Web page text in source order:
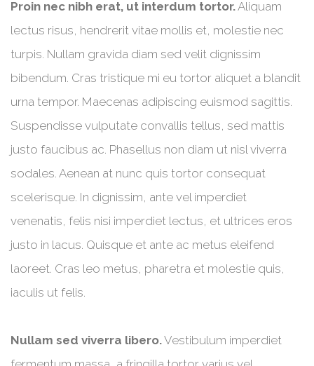
Proin nec nibh erat, ut interdum tortor.Aliquam
lectus risus, hendrerit vitae mollis et, molestie nec
turpis. Nullam gravida diam sed velit dignissim
bibendum. Cras tristique mi eu tortor aliquet a blandit
urna tempor. Maecenas adipiscing euismod sagittis.
Suspendisse vulputate convallis tellus, sed mattis
justo faucibus ac. Phasellus non diam ut nisl viverra
sodales. Aenean at nunc quis tortor consequat
scelerisque. In dignissim, ante vel imperdiet
venenatis, felis nisi imperdiet lectus, et ultrices eros
justo in lacus. Quisque et ante ac metus eleifend
laoreet. Cras leo metus, pharetra et molestie quis,
iaculis ut felis.
Nullam sed viverra libero.Vestibulum imperdiet